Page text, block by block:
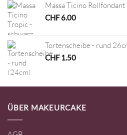
Massa Ticino
CHF6.00
Tortenscheibe - rund
CHF1.50
ÜBER MAKEURCAKE